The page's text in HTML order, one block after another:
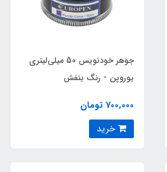
جوهر خودنویس 50 میلی‌لیتری
یوروپن - رنگ بنفش
700,000 تومان